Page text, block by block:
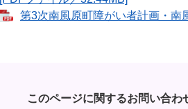
第3次南風原町障がい者計画・南
このページに関するお問い合わ